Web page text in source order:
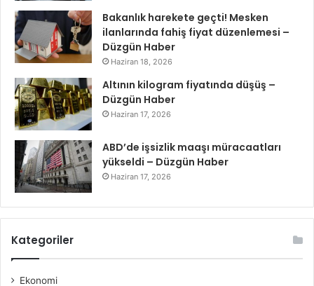
Bakanlık harekete geçti! Mesken
ilanlarında fahiş fiyat düzenlemesi –
Düzgün Haber
Haziran 18, 2026
Altının kilogram fiyatında düşüş –
Düzgün Haber
Haziran 17, 2026
ABD’de işsizlik maaşı müracaatları
yükseldi – Düzgün Haber
Haziran 17, 2026
Kategoriler
Ekonomi